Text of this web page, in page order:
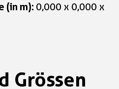
(in m): 0,000 x 0,000 x
Grössen